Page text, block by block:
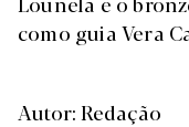
como guia Vera
Autor: Redação